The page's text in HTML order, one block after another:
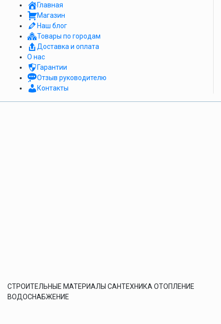
Главная
Магазин
Наш блог
Товары по городам
Доставка и оплата
О нас
Гарантии
Отзыв руководителю
Контакты
СТРОИТЕЛЬНЫЕ МАТЕРИАЛЫ САНТЕХНИКА ОТОПЛЕНИЕ
ВОДОСНАБЖЕНИЕ